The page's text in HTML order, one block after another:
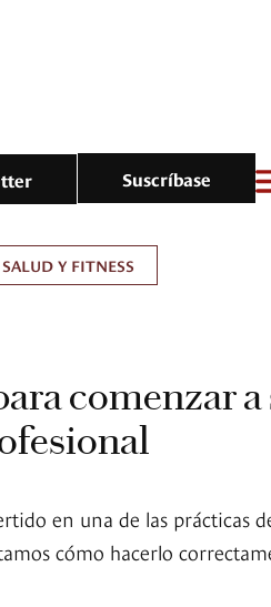
Suscríbase
SALUD Y FITNESS
comenzar
en una de las prácticas
cómo hacerlo